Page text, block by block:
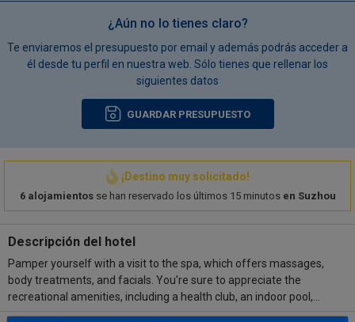
¿Aún no lo tienes claro?
Te enviaremos el presupuesto por email y además podrás acceder a
él desde tu perfil en nuestra web. Sólo tienes que rellenar los
siguientes datos
GUARDAR PRESUPUESTO
¡Destino muy solicitado!
6 alojamientosse han reservado los últimos 15 minutos en Suzhou
Descripción del hotel
Pamper yourself with a visit to the spa, which offers massages,
body treatments, and facials. You're sure to appreciate the
recreational amenities, including a health club, an indoor pool,
and a sauna. Additional amenities at this hotel include